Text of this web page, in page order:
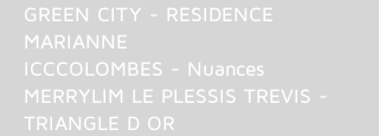
GREEN CITY - RESIDENCE
MARIANNE
ICCCOLOMBES - Nuances
MERRYLIM LE PLESSIS TREVIS -
TRIANGLE D OR